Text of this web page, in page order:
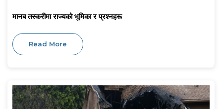
मानब तस्करीमा राज्यको भूमिका र प्रश्नहरू
Read More